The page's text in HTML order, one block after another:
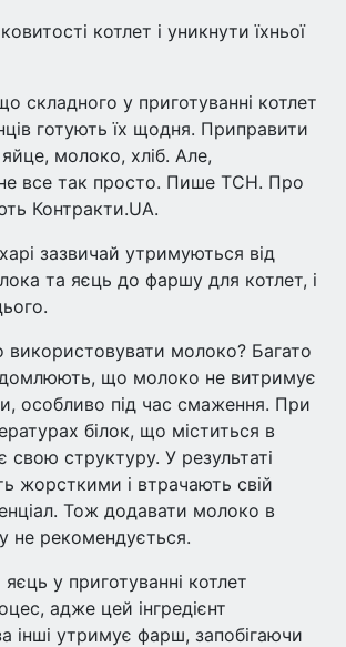
котлет і уникнути їхньої
складного у приготуванні котлет
готують їх щодня. Приправити
молоко, хліб. Але,
все так просто. Пише ТСН. Про
Контракти.UA.
зазвичай утримуються від
та яєць до фаршу для котлет, і
використовувати молоко? Багато
що молоко не витримує
особливо під час смаження. При
білок, що міститься в
свою структуру. У результаті
жорсткими і втрачають свій
Тож додавати молоко в
не рекомендується.
у приготуванні котлет
адже цей інгредієнт
інші утримує фарш, запобігаючи